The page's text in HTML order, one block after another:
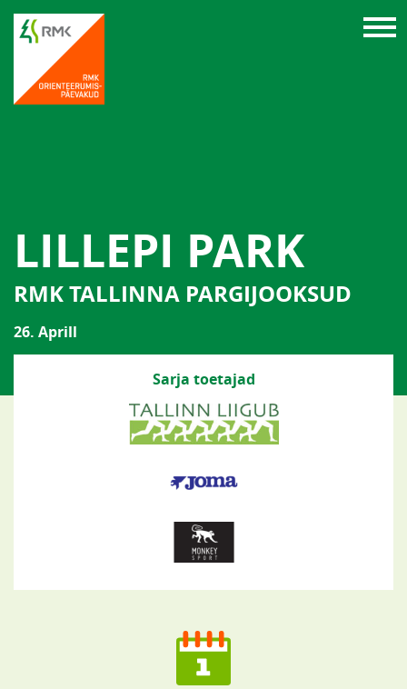
LILLEPI PARK
RMK TALLINNA PARGIJOOKSUD
26. Aprill
Sarja toetajad